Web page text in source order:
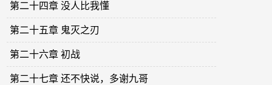
第二十四章 没人比我懂
第二十五章 鬼灭之刃
第二十六章 初战
第二十七章 还不快说，多谢九哥